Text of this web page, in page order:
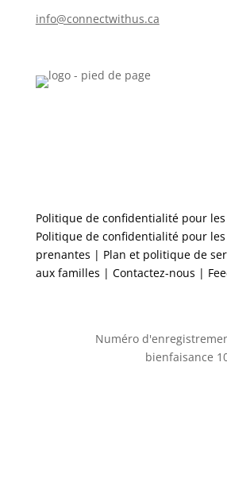
info@connectwithus.ca
Politique de confidentialité pour
Politique de confidentialité pour
prenantes | Plan et politique de
aux familles | Contactez-nous |
Numéro
bienfaisance